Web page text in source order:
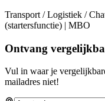
Transport / Logistiek /
(startersfunctie) | MBO
Ontvang
Vul in waar je
mailadres niet!